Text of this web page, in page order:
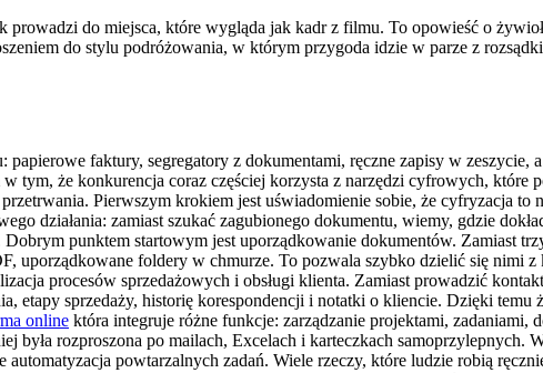
do miejsca, które wygląda jak kadr z filmu. To opowieść o
do stylu podróżowania, w którym przygoda idzie w parze z
faktury, segregatory z dokumentami, ręczne zapisy w zeszycie,
tym, że konkurencja coraz częściej korzysta z narzędzi cyfrowych, które
Pierwszym krokiem jest uświadomienie sobie, że cyfryzacja to
działania: zamiast szukać zagubionego dokumentu, wiemy, gdzie
punktem startowym jest uporządkowanie dokumentów. Zamiast
uporządkowane foldery w chmurze. To pozwala szybko dzielić się nimi
procesów sprzedażowych i obsługi klienta. Zamiast prowadzić
sprzedaży, historię korespondencji i notatki o kliencie. Dzięki temu
online która integruje różne funkcje: zarządzanie projektami, zadaniami,
była rozproszona po mailach, Excelach i karteczkach samoprzylepnych.
powtarzalnych zadań. Wiele rzeczy, które ludzie robią